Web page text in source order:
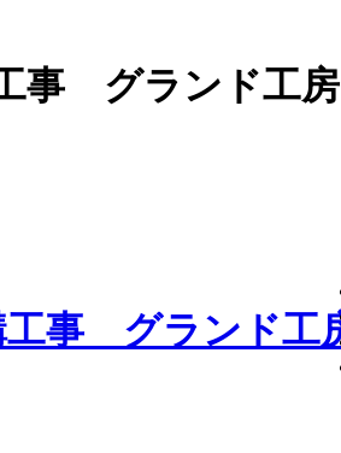
事 グランド工房